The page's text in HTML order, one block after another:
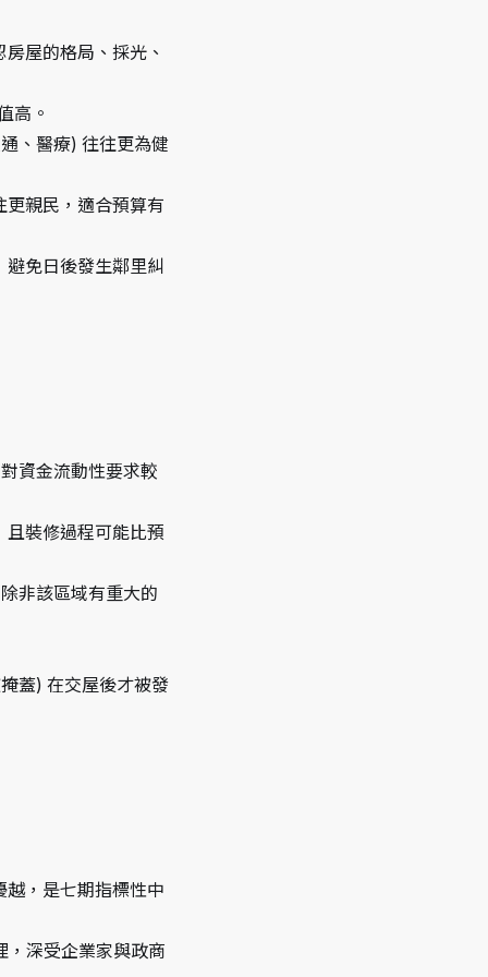
屋的格局、採光、
高。
、醫療) 往往更為健
親民，適合預算有
免日後發生鄰里糾
資金流動性要求較
裝修過程可能比預
非該區域有重大的
蓋) 在交屋後才被發
，是七期指標性中
深受企業家與政商